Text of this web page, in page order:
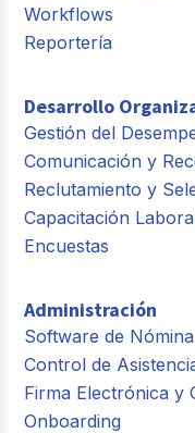
Workflows
Reportería
Desarrollo
Gestión del
Comunicación y
Reclutamiento y
Capacitación
Encuestas
Administración
Software de Nómina
Control de
Firma Electrónica y
Onboarding